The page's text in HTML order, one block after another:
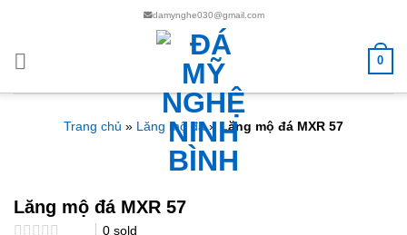
nội
damynghe030@gmail.com
0
Trang chủ » Lăng mộ đá» Lăng mộ đá MXR 57
Lăng mộ đá MXR 57
0sold